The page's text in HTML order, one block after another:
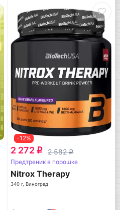
-12%
2 272 q 2 582q
Предтреник в порошке
Nitrox Therapy
340 г, Виноград